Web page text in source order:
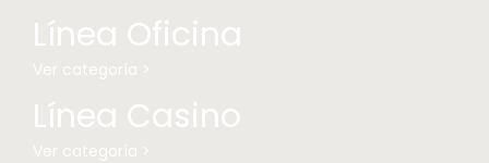
Línea Oficina
Ver categoría >
Línea Casino
Ver categoría >